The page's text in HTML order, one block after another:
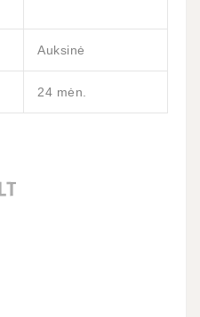
Auksinė
24 mėn.